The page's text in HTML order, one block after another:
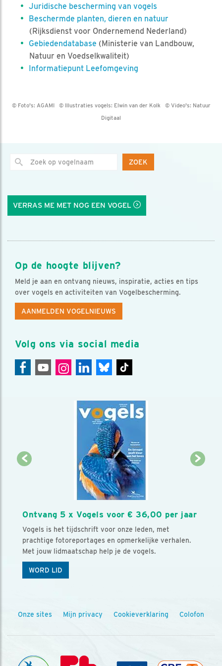
Juridische bescherming van vogels
Beschermde planten, dieren en natuur
(Rijksdienst voor Ondernemend Nederland)
Gebiedendatabase (Ministerie van Landbouw,
Natuur en Voedselkwaliteit)
Informatiepunt Leefomgeving
© Foto's: AGAMI© Illustraties vogels: Elwin van der Kolk © Video's: Natuur
Digitaal
ZOEK
VERRAS ME MET NOG EEN VOGEL
Op de hoogte blijven?
Meld je aan en ontvang nieuws, inspiratie, acties en tips
over vogels en activiteiten van Vogelbescherming.
AANMELDEN VOGELNIEUWS
Volg ons via social media
Ontvang 5 x Vogels voor € 36,00 per jaar
Vogels is het tijdschrift voor onze leden, met
prachtige fotoreportages en opmerkelijke verhalen.
Met jouw lidmaatschap help je de vogels.
WORD LID
Onze sites Mijn privacy Cookieverklaring Colofon